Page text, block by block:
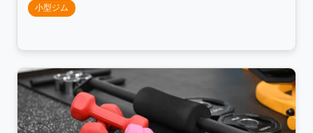
小型ジム